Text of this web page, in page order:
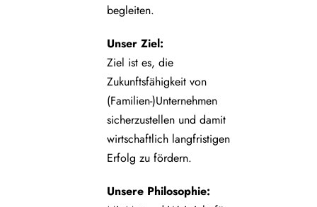
begleiten.
Unser Ziel:
Ziel ist es, die
Zukunftsfähigkeit von
(Familien-)Unternehmen
sicherzustellen und damit
wirtschaftlich langfristigen
Erfolg zu fördern.
Unsere Philosophie: